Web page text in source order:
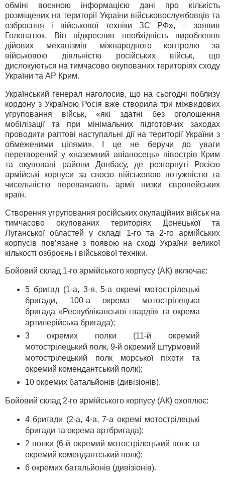
обміні воєнною інформацією дані про кількість
розміщених на території України військовослужбовців та
озброєння і військової техніки ЗС РФ», – заявив
Голопатюк. Він підкреслив необхідність вироблення
дійових механізмів міжнародного контролю за
військовою діяльністю російських військ, що
дислокуються на тимчасово окупованих територіях сходу
України та АР Крим.
Український генерал наголосив, що на сьогодні поблизу
кордону з Україною Росія вже створила три міжвидових
угруповання військ, «які здатні без оголошення
мобілізації та при мінімальних підготовчих заходах
проводити раптові наступальні дії на території України з
обмеженими цілями». І це не беручи до уваги
перетворений у «наземний авіаносець» півострів Крим
та окуповані райони Донбасу, де розгорнуті Росією
армійські корпуси за своєю військовою потужністю та
чисельністю переважають армії низки європейських
країн.
Створення угруповання російських окупаційних військ на
тимчасово окупованих територіях Донецької та
Луганської областей у складі 1-го та 2-го армійських
корпусів пов’язане з появою на сході України великої
кількості озброєнь і військової техніки.
Бойовий склад 1-го армійського корпусу (АК) включає:
5 бригад (1-а, 3-я, 5-а окремі мотострілецькі
бригади, 100-а окрема мотострілецька
бригада «Республіканської гвардії» та окрема
артилерійська бригада);
3 окремих полки (11-й окремий
мотострілецький полк, 9-й окремий штурмовий
мотострілецький полк морської піхоти та
окремий комендантський полк);
10 окремих батальйонів (дивізіонів).
Бойовий склад 2-го армійського корпусу (АК) охоплює:
4 бригади (2-а, 4-а, 7-а окремі мотострілецькі
бригади та окрема артбригада);
2 полки (6-й окремий мотострілецький полк та
окремий комендантський полк);
6 окремих батальйонів (дивізіонів).